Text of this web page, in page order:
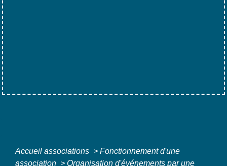
Accueil associations > Fonctionnement d'une
association > Organisation d'événements par une